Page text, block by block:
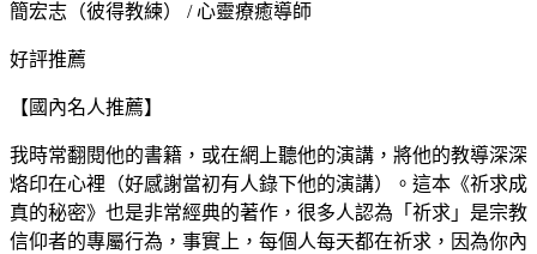
簡宏志（彼得教練） / 心靈療癒導師
好評推薦
【國內名人推薦】
我時常翻閱他的書籍，或在網上聽他的演講，將他的教導深深
烙印在心裡（好感謝當初有人錄下他的演講）。這本《祈求成
真的秘密》也是非常經典的著作，很多人認為「祈求」是宗教
信仰者的專屬行為，事實上，每個人每天都在祈求，因為你內